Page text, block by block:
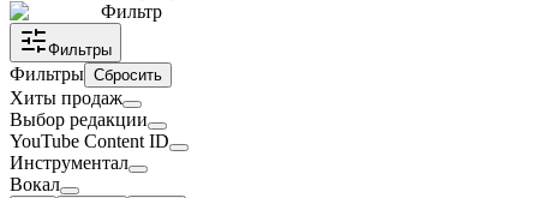
Фильтр
Фильтры
Фильтры Сбросить
Хиты продаж
Выбор редакции
YouTube Content ID
Инструментал
Вокал